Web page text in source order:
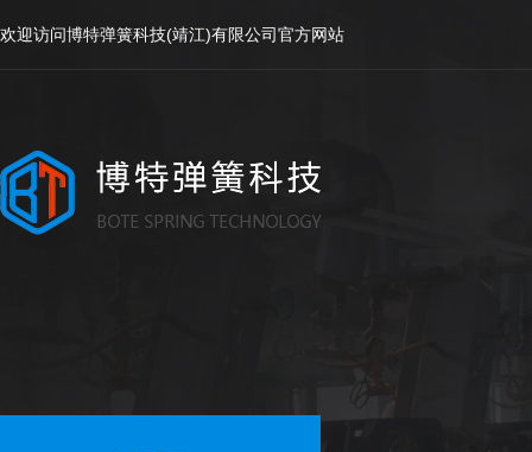
欢迎访问博特弹簧科技(靖江)有限公司官方网站